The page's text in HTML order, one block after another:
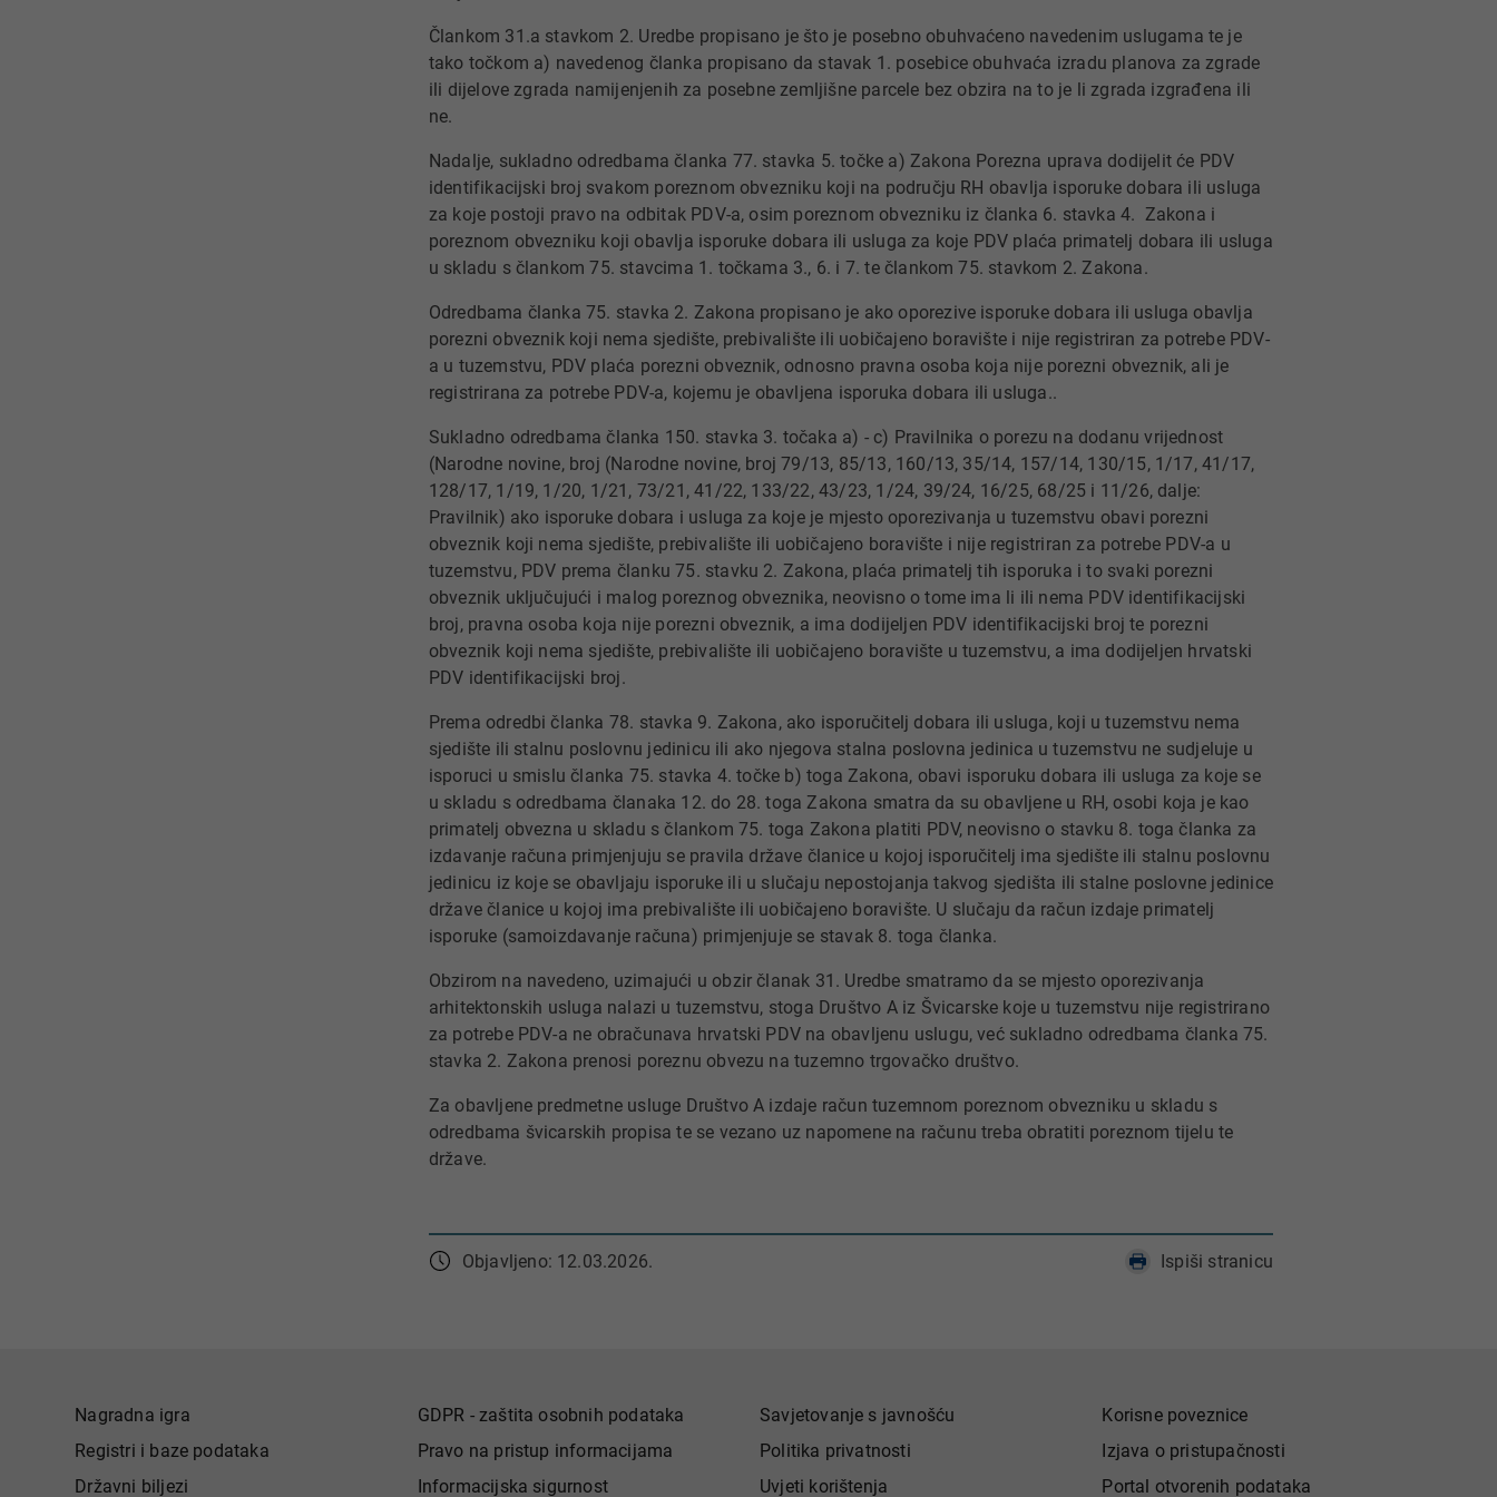
Člankom 31.a stavkom 2. Uredbe propisano je što je posebno obuhvaćeno navedenim uslugama te je
tako točkom a) navedenog članka propisano da stavak 1. posebice obuhvaća izradu planova za zgrade
ili dijelove zgrada namijenjenih za posebne zemljišne parcele bez obzira na to je li zgrada izgrađena ili
ne.
Nadalje, sukladno odredbama članka 77. stavka 5. točke a) Zakona Porezna uprava dodijelit će PDV
identifikacijski broj svakom poreznom obvezniku koji na području RH obavlja isporuke dobara ili usluga
za koje postoji pravo na odbitak PDV-a, osim poreznom obvezniku iz članka 6. stavka 4. Zakona i
poreznom obvezniku koji obavlja isporuke dobara ili usluga za koje PDV plaća primatelj dobara ili usluga
u skladu s člankom 75. stavcima 1. točkama 3., 6. i 7. te člankom 75. stavkom 2. Zakona.
Odredbama članka 75. stavka 2. Zakona propisano je ako oporezive isporuke dobara ili usluga obavlja
porezni obveznik koji nema sjedište, prebivalište ili uobičajeno boravište i nije registriran za potrebe PDV-
a u tuzemstvu, PDV plaća porezni obveznik, odnosno pravna osoba koja nije porezni obveznik, ali je
registrirana za potrebe PDV-a, kojemu je obavljena isporuka dobara ili usluga..
Sukladno odredbama članka 150. stavka 3. točaka a) - c) Pravilnika o porezu na dodanu vrijednost
(Narodne novine, broj (Narodne novine, broj 79/13, 85/13, 160/13, 35/14, 157/14, 130/15, 1/17, 41/17,
128/17, 1/19, 1/20, 1/21, 73/21, 41/22, 133/22, 43/23, 1/24, 39/24, 16/25, 68/25 i 11/26, dalje:
Pravilnik) ako isporuke dobara i usluga za koje je mjesto oporezivanja u tuzemstvu obavi porezni
obveznik koji nema sjedište, prebivalište ili uobičajeno boravište i nije registriran za potrebe PDV-a u
tuzemstvu, PDV prema članku 75. stavku 2. Zakona, plaća primatelj tih isporuka i to svaki porezni
obveznik uključujući i malog poreznog obveznika, neovisno o tome ima li ili nema PDV identifikacijski
broj, pravna osoba koja nije porezni obveznik, a ima dodijeljen PDV identifikacijski broj te porezni
obveznik koji nema sjedište, prebivalište ili uobičajeno boravište u tuzemstvu, a ima dodijeljen hrvatski
PDV identifikacijski broj.
Prema odredbi članka 78. stavka 9. Zakona, ako isporučitelj dobara ili usluga, koji u tuzemstvu nema
sjedište ili stalnu poslovnu jedinicu ili ako njegova stalna poslovna jedinica u tuzemstvu ne sudjeluje u
isporuci u smislu članka 75. stavka 4. točke b) toga Zakona, obavi isporuku dobara ili usluga za koje se
u skladu s odredbama članaka 12. do 28. toga Zakona smatra da su obavljene u RH, osobi koja je kao
primatelj obvezna u skladu s člankom 75. toga Zakona platiti PDV, neovisno o stavku 8. toga članka za
izdavanje računa primjenjuju se pravila države članice u kojoj isporučitelj ima sjedište ili stalnu poslovnu
jedinicu iz koje se obavljaju isporuke ili u slučaju nepostojanja takvog sjedišta ili stalne poslovne jedinice
države članice u kojoj ima prebivalište ili uobičajeno boravište. U slučaju da račun izdaje primatelj
isporuke (samoizdavanje računa) primjenjuje se stavak 8. toga članka.
Obzirom na navedeno, uzimajući u obzir članak 31. Uredbe smatramo da se mjesto oporezivanja
arhitektonskih usluga nalazi u tuzemstvu, stoga Društvo A iz Švicarske koje u tuzemstvu nije registrirano
za potrebe PDV-a ne obračunava hrvatski PDV na obavljenu uslugu, već sukladno odredbama članka 75.
stavka 2. Zakona prenosi poreznu obvezu na tuzemno trgovačko društvo.
Za obavljene predmetne usluge Društvo A izdaje račun tuzemnom poreznom obvezniku u skladu s
odredbama švicarskih propisa te se vezano uz napomene na računu treba obratiti poreznom tijelu te
države.
Objavljeno: 12.03.2026. Ispiši stranicu
Nagradna igra
Registri i baze podataka
Državni biljezi
GDPR - zaštita osobnih podataka
Pravo na pristup informacijama
Informacijska sigurnost
Savjetovanje s javnošću
Politika privatnosti
Uvjeti korištenja
Korisne poveznice
Izjava o pristupačnosti
Portal otvorenih podataka